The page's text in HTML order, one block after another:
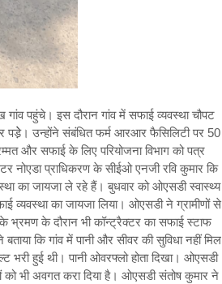
पहुंचे। इस दौरान गांव में सफाई व्यवस्था चौपट
पडे़े। उन्होंने संबंधित फर्म आरआर फैसिलिटी पर 50
और सफाई के लिए परियोजना विभाग को पत्र
नोएडा प्राधिकरण के सीईओ एनजी रवि कुमार कि
का जायजा ले रहे हैं। बुधवार को ओएसडी स्वास्थ्य
व्यवस्था का जायजा लिया। ओएसडी ने ग्रामीणों से
भ्रमण के दौरान भी कॉन्ट्रैक्टर का सफाई स्टाफ
कि गांव में पानी और सीवर की सुविधा नहीं मिल
भरी हुई थी। पानी ओवरफ्लो होता दिखा। ओएसडी
को भी अवगत करा दिया है। ओएसडी संतोष कुमार ने